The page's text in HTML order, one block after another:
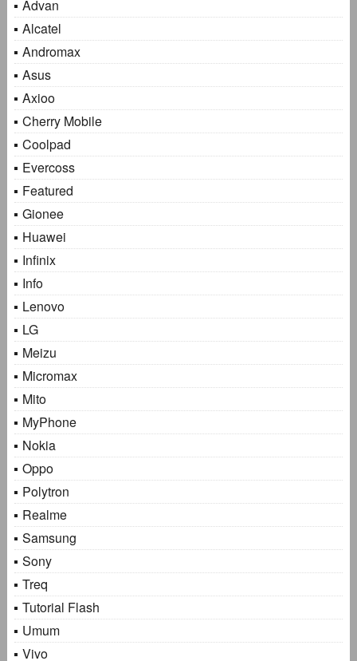
Advan
Alcatel
Andromax
Asus
Axioo
Cherry Mobile
Coolpad
Evercoss
Featured
Gionee
Huawei
Infinix
Info
Lenovo
LG
Meizu
Micromax
Mito
MyPhone
Nokia
Oppo
Polytron
Realme
Samsung
Sony
Treq
Tutorial Flash
Umum
Vivo